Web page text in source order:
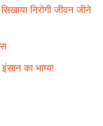
निरोगी जीवन जीने
का भाग्य!